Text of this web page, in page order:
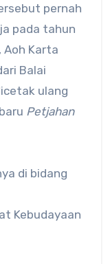
pernah
pada tahun
Aoh Karta
Balai
ulang
Petjahan
di bidang
Kebudayaan